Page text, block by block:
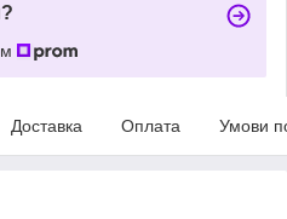
Доставка Оплата Умови